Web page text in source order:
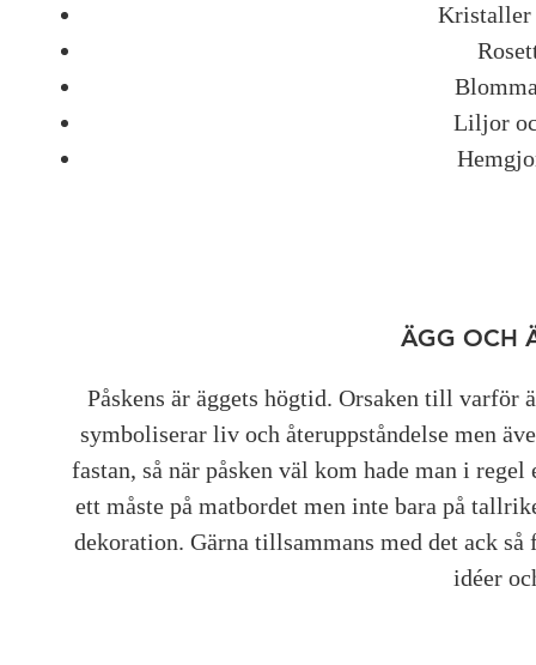
Kristaller
Liljor
ÄGG OCH
Påskens är äggets högtid. Orsaken till varför
symboliserar liv och återuppståndelse men
fastan, så när påsken väl kom hade man i
ett måste på matbordet men inte bara på
dekoration. Gärna tillsammans med det ack
idéer